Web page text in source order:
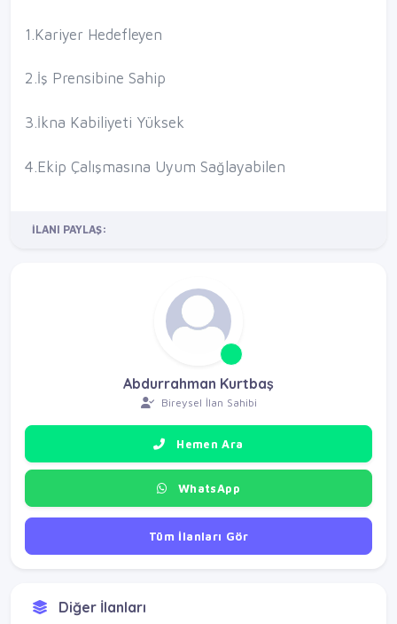
1.Kariyer Hedefleyen
2.İş Prensibine Sahip
3.İkna Kabiliyeti Yüksek
4.Ekip Çalışmasına Uyum Sağlayabilen
İLANI PAYLAŞ:
Abdurrahman Kurtbaş
Bireysel İlan Sahibi
Hemen Ara
WhatsApp
Tüm İlanları Gör
Diğer İlanları